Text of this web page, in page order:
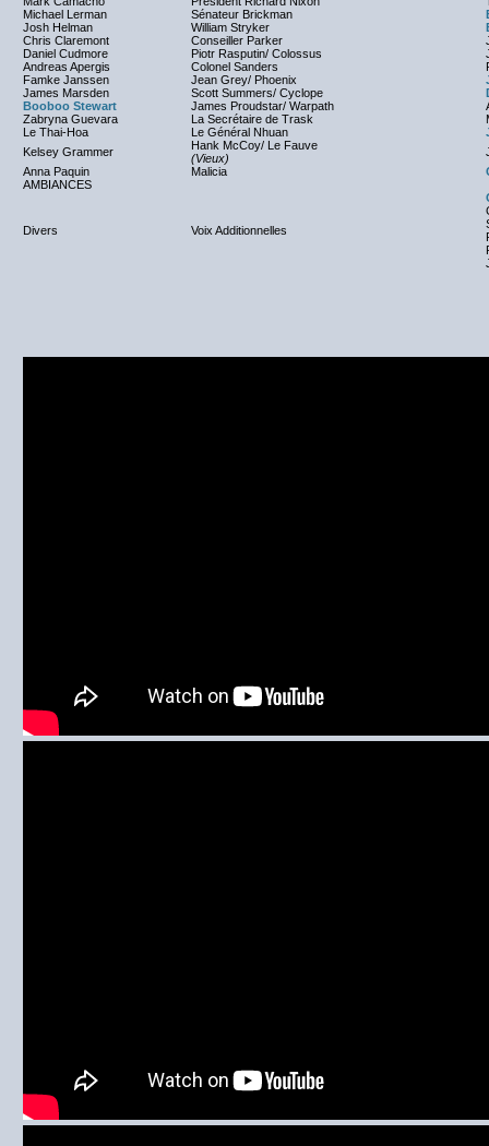
Michael Lerman
Sénateur Brickman
Josh Helman
William Stryker
Chris Claremont
Conseiller Parker
Daniel Cudmore
Piotr Rasputin/ Colossus
Andreas Apergis
Colonel Sanders
Famke Janssen
Jean Grey/ Phoenix
James Marsden
Scott Summers/ Cyclope
Booboo Stewart
James Proudstar/ Warpath
Zabryna Guevara
La Secrétaire de Trask
Le Thai-Hoa
Le Général Nhuan
Kelsey Grammer
Hank McCoy/ Le Fauve
(Vieux)
Anna Paquin
Malicia
AMBIANCES
Divers Voix Additionnelles